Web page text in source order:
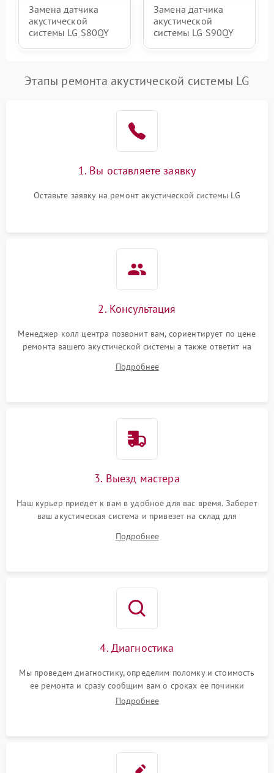
Замена датчика
акустической
системы LG S80QY
Замена датчика
акустической
системы LG S90QY
Этапы ремонта акустической системы LG
1. Вы оставляете заявку
Оставьте заявку на ремонт акустической системы LG
2. Консультация
Менеджер колл центра позвонит вам, сориентирует по цене
ремонта вашего акустической системы а также ответит на
Подробнее
3. Выезд мастера
Наш курьер приедет к вам в удобное для вас время. Заберет
ваш акустическая система и привезет на склад для
Подробнее
4. Диагностика
Мы проведем диагностику, определим поломку и стоимость
ее ремонта и сразу сообщим вам о сроках ее починки
Подробнее